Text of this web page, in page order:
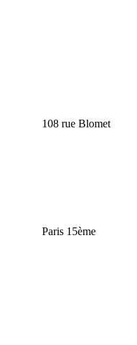
108 rue Blomet
Paris 15ème